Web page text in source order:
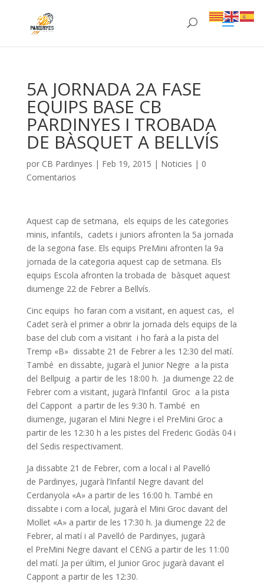
5A JORNADA 2A FASE
EQUIPS BASE CB
PARDINYES I TROBADA
DE BÀSQUET A BELLVÍS
por CB Pardinyes | Feb 19, 2015 | Noticies | 0
Comentarios
Aquest cap de setmana, els equips de les categories
minis, infantils, cadets i juniors afronten la 5a jornada
de la segona fase. Els equips PreMini afronten la 9a
jornada de la categoria aquest cap de setmana. Els
equips Escola afronten la trobada de bàsquet aquest
diumenge 22 de Febrer a Bellvís.
Cinc equips ho faran com a visitant, en aquest cas, el
Cadet serà el primer a obrir la jornada dels equips de la
base del club com a visitant i ho farà a la pista del
Tremp «B» dissabte 21 de Febrer a les 12:30 del matí.
També en dissabte, jugarà el Junior Negre a la pista
del Bellpuig a partir de les 18:00 h. Ja diumenge 22 de
Febrer com a visitant, jugarà l’Infantil Groc a la pista
del Cappont a partir de les 9:30 h. També en
diumenge, jugaran el Mini Negre i el PreMini Groc a
partir de les 12:30 h a les pistes del Frederic Godàs 04 i
del Sedis respectivament.
Ja dissabte 21 de Febrer, com a local i al Pavelló
de Pardinyes, jugarà l’Infantil Negre davant del
Cerdanyola «A» a partir de les 16:00 h. També en
dissabte i com a local, jugarà el Mini Groc davant del
Mollet «A» a partir de les 17:30 h. Ja diumenge 22 de
Febrer, al matí i al Pavelló de Pardinyes, jugarà
el PreMini Negre davant el CENG a partir de les 11:00
del matí. Ja per últim, el Junior Groc jugarà davant el
Cappont a partir de les 12:30.